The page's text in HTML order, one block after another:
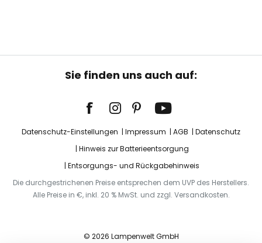
Sie finden uns auch auf:
Datenschutz-Einstellungen Impressum AGB
Datenschutz
Hinweis zur Batterieentsorgung
Entsorgungs- und Rückgabehinweis
Die durchgestrichenen Preise entsprechen dem UVP des Herstellers.
Alle Preise in €, inkl. 20 % MwSt. und zzgl. Versandkosten.
© 2026 Lampenwelt GmbH